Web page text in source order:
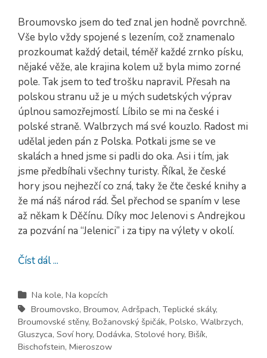
Broumovsko jsem do teď znal jen hodně povrchně.
Vše bylo vždy spojené s lezením, což znamenalo
prozkoumat každý detail, téměř každé zrnko písku,
nějaké věže, ale krajina kolem už byla mimo zorné
pole. Tak jsem to teď trošku napravil. Přesah na
polskou stranu už je u mých sudetských výprav
úplnou samozřejmostí. Líbilo se mi na české i
polské straně. Walbrzych má své kouzlo. Radost mi
udělal jeden pán z Polska. Potkali jsme se ve
skalách a hned jsme si padli do oka. Asi i tím, jak
jsme předbíhali všechny turisty. Říkal, že české
hory jsou nejhezčí co zná, taky že čte české knihy a
že má náš národ rád. Šel přechod se spaním v lese
až někam k Děčínu. Díky moc Jelenovi s Andrejkou
za pozvání na “Jelenici” i za tipy na výlety v okolí.
Číst dál ...
Na kole, Na kopcích
Broumovsko, Broumov, Adršpach, Teplické skály,
Broumovské stěny, Božanovský špičák, Polsko, Walbrzych,
Gluszyca, Soví hory, Dodávka, Stolové hory, Bišík,
Bischofstein, Mieroszow